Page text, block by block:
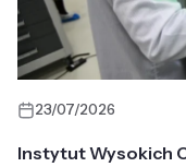
23/07/2026
Instytut Wysokich